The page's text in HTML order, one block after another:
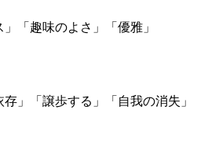
」「趣味のよさ」「優雅」
存」「譲歩する」「自我の消失」